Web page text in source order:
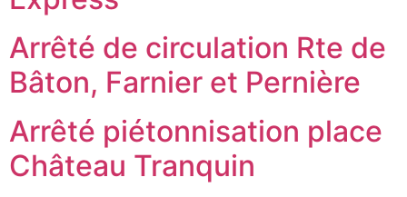
Arrêté de circulation Rte de
Bâton, Farnier et Pernière
Arrêté piétonnisation place
Château Tranquin